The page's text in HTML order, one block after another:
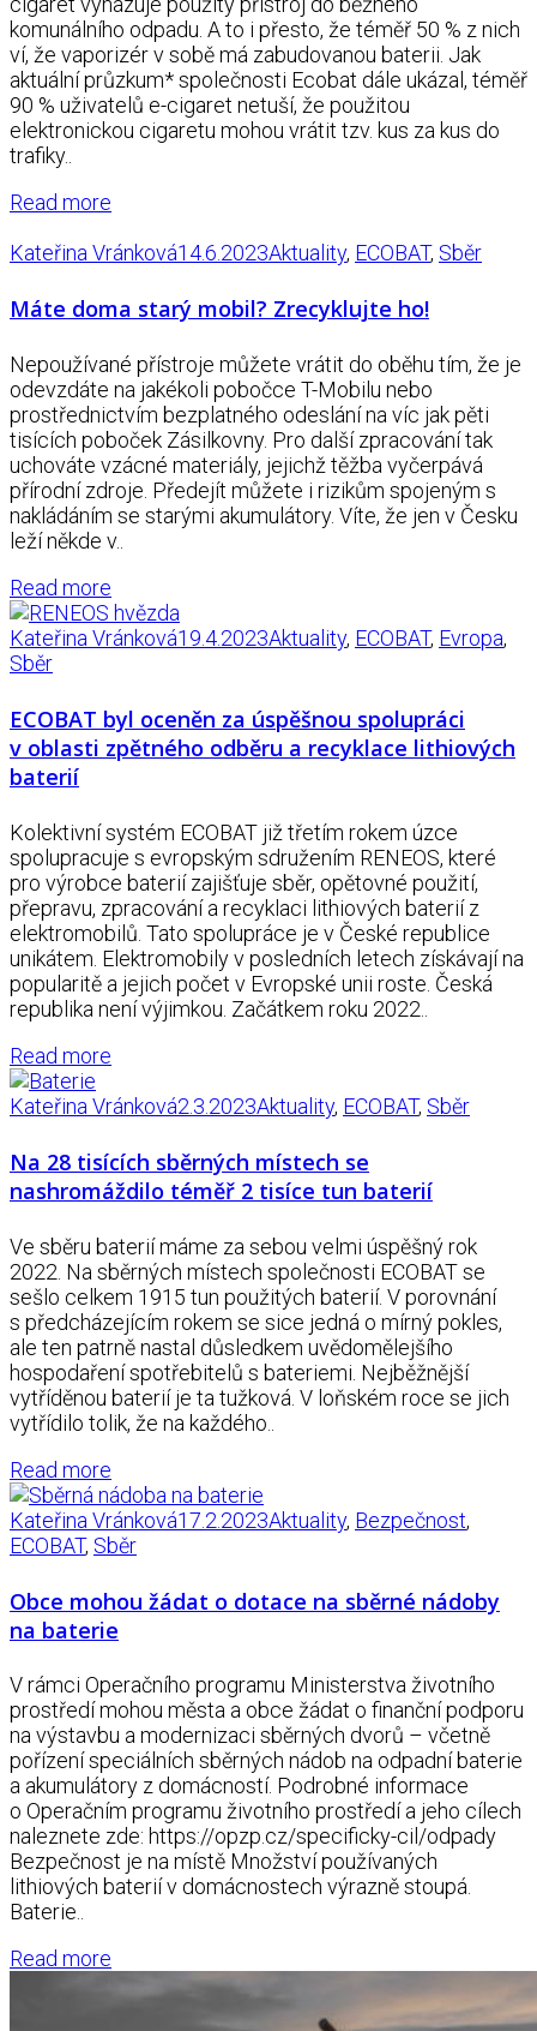
komunálního odpadu. A to i přesto, že téměř 50 % z nich
ví, že vaporizér v sobě má zabudovanou baterii. Jak
aktuální průzkum* společnosti Ecobat dále ukázal, téměř
90 % uživatelů e-cigaret netuší, že použitou
elektronickou cigaretu mohou vrátit tzv. kus za kus do
trafiky..
Read more
Kateřina Vránková14.6.2023Aktuality, ECOBAT, Sběr
Máte doma starý mobil? Zrecyklujte ho!
Nepoužívané přístroje můžete vrátit do oběhu tím, že je
odevzdáte na jakékoli pobočce T-Mobilu nebo
prostřednictvím bezplatného odeslání na víc jak pěti
tisících poboček Zásilkovny. Pro další zpracování tak
uchováte vzácné materiály, jejichž těžba vyčerpává
přírodní zdroje. Předejít můžete i rizikům spojeným s
nakládáním se starými akumulátory. Víte, že jen v Česku
leží někde v..
Read more
Kateřina Vránková19.4.2023Aktuality, ECOBAT, Evropa,
Sběr
ECOBAT byl oceněn za úspěšnou spolupráci
v oblasti zpětného odběru a recyklace lithiových
baterií
Kolektivní systém ECOBAT již třetím rokem úzce
spolupracuje s evropským sdružením RENEOS, které
pro výrobce baterií zajišťuje sběr, opětovné použití,
přepravu, zpracování a recyklaci lithiových baterií z
elektromobilů. Tato spolupráce je v České republice
unikátem. Elektromobily v posledních letech získávají na
popularitě a jejich počet v Evropské unii roste. Česká
republika není výjimkou. Začátkem roku 2022..
Read more
Kateřina Vránková2.3.2023Aktuality, ECOBAT, Sběr
Na 28 tisících sběrných místech se
nashromáždilo téměř 2 tisíce tun baterií
Ve sběru baterií máme za sebou velmi úspěšný rok
2022. Na sběrných místech společnosti ECOBAT se
sešlo celkem 1915 tun použitých baterií. V porovnání
s předcházejícím rokem se sice jedná o mírný pokles,
ale ten patrně nastal důsledkem uvědomělejšího
hospodaření spotřebitelů s bateriemi. Nejběžnější
vytříděnou baterií je ta tužková. V loňském roce se jich
vytřídilo tolik, že na každého..
Read more
Kateřina Vránková17.2.2023Aktuality, Bezpečnost,
ECOBAT, Sběr
Obce mohou žádat o dotace na sběrné nádoby
na baterie
V rámci Operačního programu Ministerstva životního
prostředí mohou města a obce žádat o finanční podporu
na výstavbu a modernizaci sběrných dvorů – včetně
pořízení speciálních sběrných nádob na odpadní baterie
a akumulátory z domácností. Podrobné informace
o Operačním programu životního prostředí a jeho cílech
naleznete zde: https://opzp.cz/specificky-cil/odpady
Bezpečnost je na místě Množství používaných
lithiových baterií v domácnostech výrazně stoupá.
Baterie..
Read more